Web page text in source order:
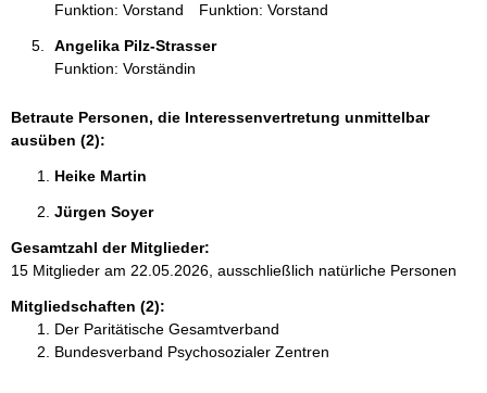
Funktion: Vorstand
Funktion: Vorstand
Angelika Pilz-Strasser
Funktion: Vorständin
Betraute Personen, die Interessenvertretung unmittelbar
ausüben (2):
Heike Martin
Jürgen Soyer
Gesamtzahl der Mitglieder:
15 Mitglieder am 22.05.2026, ausschließlich natürliche Personen
Mitgliedschaften (2):
Der Paritätische Gesamtverband
Bundesverband Psychosozialer Zentren